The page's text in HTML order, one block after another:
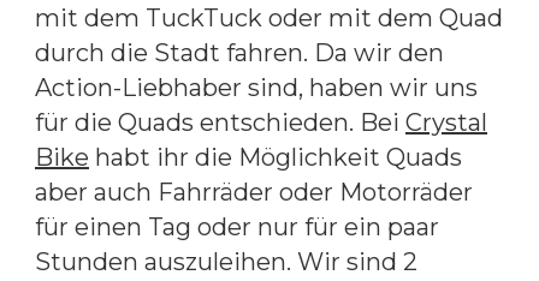
mit dem TuckTuck oder mit dem Quad
durch die Stadt fahren. Da wir den
Action-Liebhaber sind, haben wir uns
für die Quads entschieden. Bei Crystal
Bike habt ihr die Möglichkeit Quads
aber auch Fahrräder oder Motorräder
für einen Tag oder nur für ein paar
Stunden auszuleihen. Wir sind 2